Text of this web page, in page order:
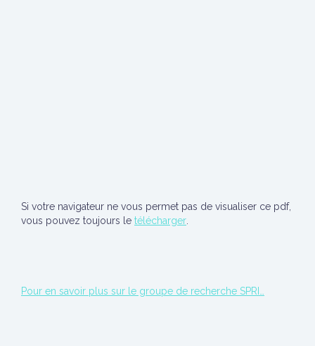
Si votre navigateur ne vous permet pas de visualiser ce pdf,
vous pouvez toujours le télécharger
Pour en savoir plus sur le groupe de recherche SPRI…